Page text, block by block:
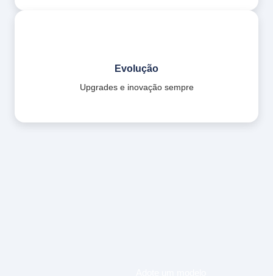
Evolução
Upgrades e inovação sempre